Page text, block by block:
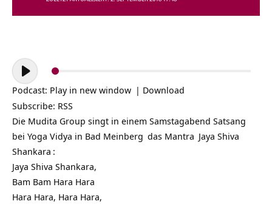
Audio-
Player
Podcast: Play in new window | Download
Subscribe: RSS
Die Mudita Group singt in einem Samstagabend Satsang
bei Yoga Vidya in Bad Meinberg das Mantra Jaya Shiva
Shankara :
Jaya Shiva Shankara,
Bam Bam Hara Hara
Hara Hara, Hara Hara,